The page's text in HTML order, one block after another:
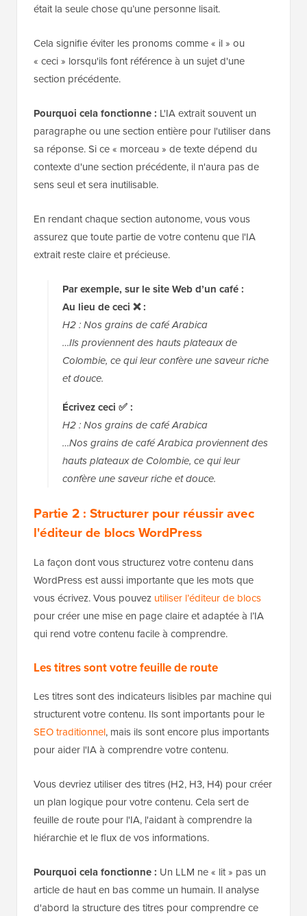
était la seule chose qu’une personne lisait.
Cela signifie éviter les pronoms comme « il » ou
« ceci » lorsqu'ils font référence à un sujet d'une
section précédente.
Pourquoi cela fonctionne : L'IA extrait souvent un
paragraphe ou une section entière pour l'utiliser dans
sa réponse. Si ce « morceau » de texte dépend du
contexte d'une section précédente, il n'aura pas de
sens seul et sera inutilisable.
En rendant chaque section autonome, vous vous
assurez que toute partie de votre contenu que l'IA
extrait reste claire et précieuse.
Par exemple, sur le site Web d’un café :
Au lieu de ceci ❌ :
H2 : Nos grains de café Arabica
…Ils proviennent des hauts plateaux de
Colombie, ce qui leur confère une saveur riche
et douce.
Écrivez ceci ✅ :
H2 : Nos grains de café Arabica
…Nos grains de café Arabica proviennent des
hauts plateaux de Colombie, ce qui leur
confère une saveur riche et douce.
Partie 2 : Structurer pour réussir avec
l'éditeur de blocs WordPress
La façon dont vous structurez votre contenu dans
WordPress est aussi importante que les mots que
vous écrivez. Vous pouvez utiliser l’éditeur de blocs
pour créer une mise en page claire et adaptée à l’IA
qui rend votre contenu facile à comprendre.
Les titres sont votre feuille de route
Les titres sont des indicateurs lisibles par machine qui
structurent votre contenu. Ils sont importants pour le
SEO traditionnel, mais ils sont encore plus importants
pour aider l'IA à comprendre votre contenu.
Vous devriez utiliser des titres (H2, H3, H4) pour créer
un plan logique pour votre contenu. Cela sert de
feuille de route pour l'IA, l'aidant à comprendre la
hiérarchie et le flux de vos informations.
Pourquoi cela fonctionne : Un LLM ne « lit » pas un
article de haut en bas comme un humain. Il analyse
d'abord la structure des titres pour comprendre ce